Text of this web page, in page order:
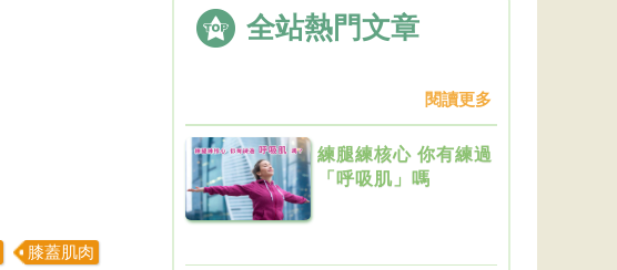
膝蓋肌肉
全站熱門文章
閱讀更多
練腿練核心 你有練過
「呼吸肌」嗎